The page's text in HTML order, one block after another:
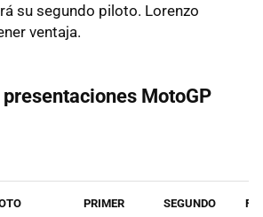
su segundo piloto. Lorenzo
ventaja.
MotoGP
PRIMER
SEGUNDO